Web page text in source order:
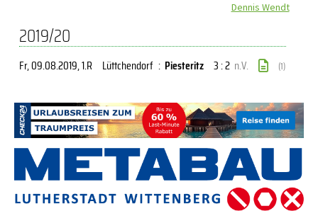
Dennis Wendt
2019/20
Fr, 09.08.2019, 1.R Lüttchendorf : Piesteritz 3 : 2 n.V. (1)